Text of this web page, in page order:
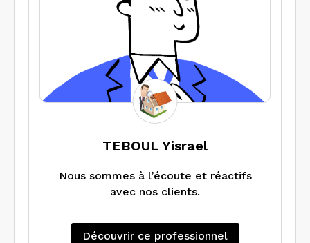
diagnostic performance énergétique
DPE, diagnostics amiante / plomb /
électricité, état des risques et
pollutions ERP, mesurage. Pourquoi
nous choisir ? Diagnostiqueur certifié et
assuré. À l’écoute de vos besoins
spécifiques et délais rapides possibles.
Devis gratuit et personnalisé – tarifs
diagnostics selon le type de bien.
TEBOUL Yisrael
Nous sommes à l’écoute et réactifs
avec nos clients.
Découvrir ce professionnel